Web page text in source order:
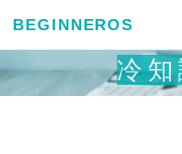
BEGINNEROS
冷